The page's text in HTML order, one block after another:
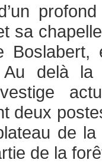
profond
sa
Boslabert,
Au delà la
deux
de la
de la